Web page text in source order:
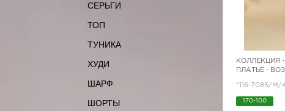
СЕРЬГИ
ТОП
ТУНИКА
ХУДИ
ШАРФ
ШОРТЫ
КОЛЛЕКЦИЯ -
ПЛАТЬЕ -
*116-7085/М/
170-100